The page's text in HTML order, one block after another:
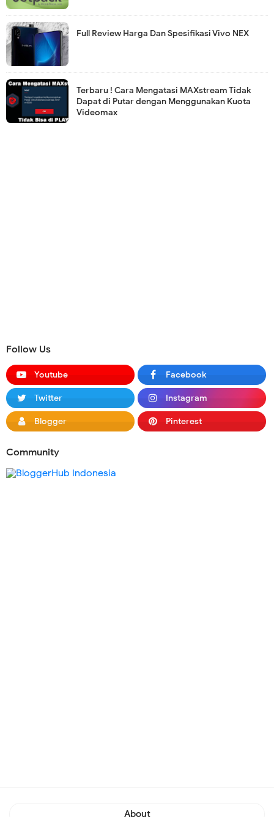
Full Review Harga Dan Spesifikasi Vivo NEX
Terbaru ! Cara Mengatasi MAXstream Tidak
Dapat di Putar dengan Menggunakan Kuota
Videomax
Follow Us
Youtube Facebook
Twitter Instagram
Blogger Pinterest
Community
About